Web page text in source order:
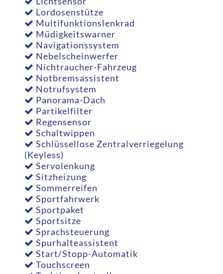
Lordosenstütze
Multifunktionslenkrad
Müdigkeitswarner
Navigationssystem
Nebelscheinwerfer
Nichtraucher-Fahrzeug
Notbremsassistent
Notrufsystem
Panorama-Dach
Partikelfilter
Regensensor
Schaltwippen
Schlüssellose Zentralverriegelung
(Keyless)
Servolenkung
Sitzheizung
Sommerreifen
Sportfahrwerk
Sportpaket
Sportsitze
Sprachsteuerung
Spurhalteassistent
Start/Stopp-Automatik
Touchscreen